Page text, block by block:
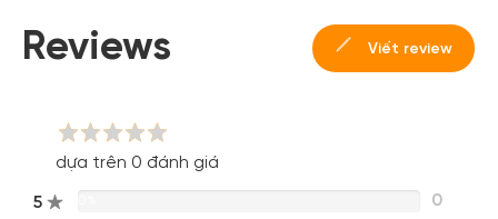
Reviews Viết review
dựa trên 0 đánh giá
5 0